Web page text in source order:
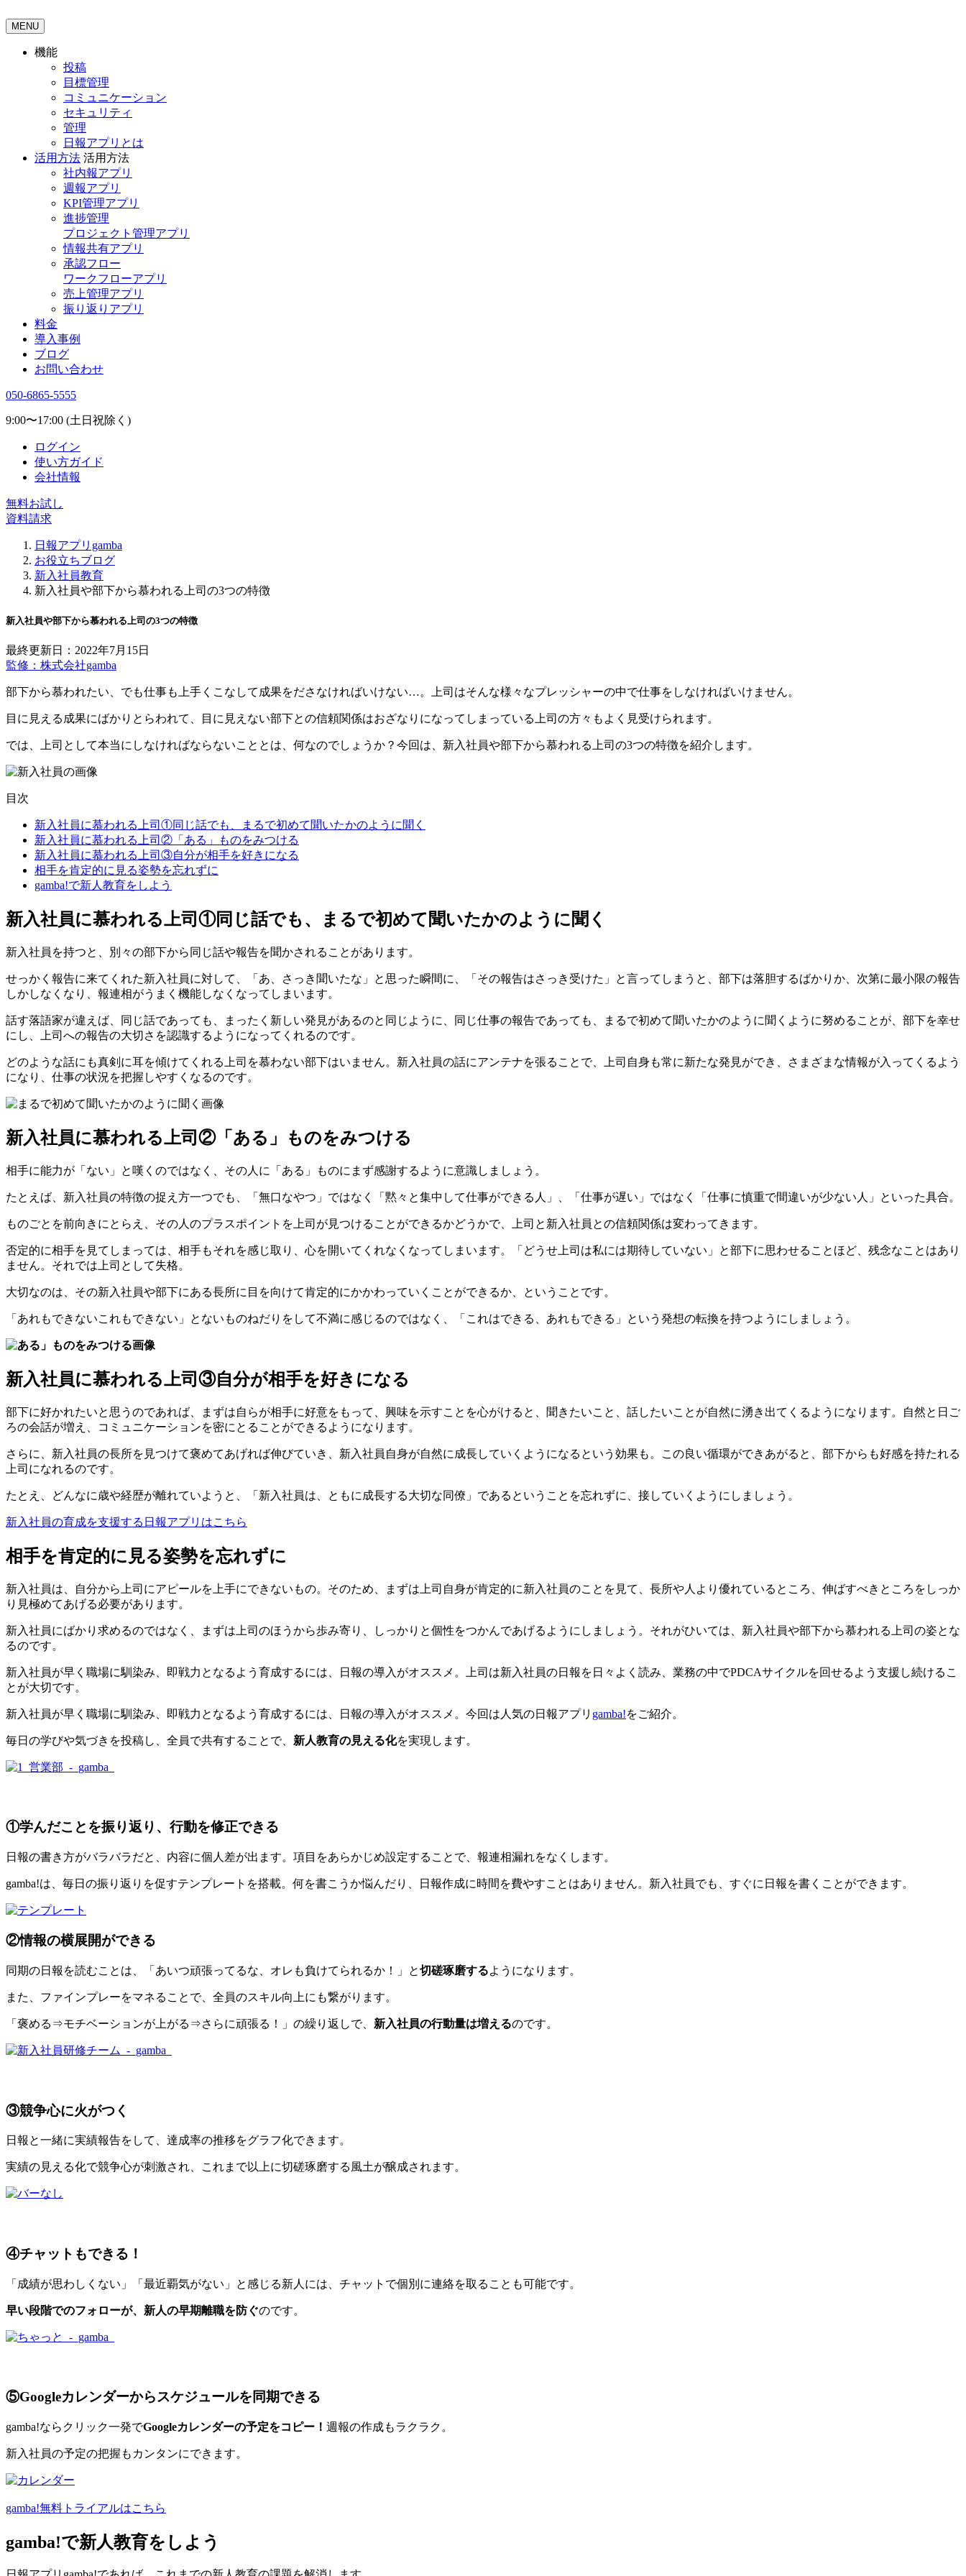
MENU
機能
投稿
目標管理
コミュニケーション
セキュリティ
管理
日報アプリとは
活用方法 活用方法
社内報アプリ
週報アプリ
KPI管理アプリ
進捗管理
プロジェクト管理アプリ
情報共有アプリ
承認フロー
ワークフローアプリ
売上管理アプリ
振り返りアプリ
料金
導入事例
ブログ
お問い合わせ
050-6865-5555
9:00〜17:00 (土日祝除く)
ログイン
使い方ガイド
会社情報
無料お試し
資料請求
日報アプリgamba
お役立ちブログ
新入社員教育
新入社員や部下から慕われる上司の3つの特徴
新入社員や部下から慕われる上司の3つの特徴
最終更新日：2022年7月15日
監修：株式会社gamba
部下から慕われたい、でも仕事も上手くこなして成果をださなければいけない…。上司はそんな様々なプレッシャーの中で仕事をしなければいけません。
目に見える成果にばかりとらわれて、目に見えない部下との信頼関係はおざなりになってしまっている上司の方々もよく見受けられます。
では、上司として本当にしなければならないこととは、何なのでしょうか？今回は、新入社員や部下から慕われる上司の3つの特徴を紹介します。
目次
新入社員に慕われる上司①同じ話でも、まるで初めて聞いたかのように聞く
新入社員に慕われる上司②「ある」ものをみつける
新入社員に慕われる上司③自分が相手を好きになる
相手を肯定的に見る姿勢を忘れずに
gamba!で新人教育をしよう
新入社員に慕われる上司①同じ話でも、まるで初めて聞いたかのように聞く
新入社員を持つと、別々の部下から同じ話や報告を聞かされることがあります。
せっかく報告に来てくれた新入社員に対して、「あ、さっき聞いたな」と思った瞬間に、「その報告はさっき受けた」と言ってしまうと、部下は落胆するばかりか、次第に最小限の報告
しかしなくなり、報連相がうまく機能しなくなってしまいます。
話す落語家が違えば、同じ話であっても、まったく新しい発見があるのと同じように、同じ仕事の報告であっても、まるで初めて聞いたかのように聞くように努めることが、部下を幸せ
にし、上司への報告の大切さを認識するようになってくれるのです。
どのような話にも真剣に耳を傾けてくれる上司を慕わない部下はいません。新入社員の話にアンテナを張ることで、上司自身も常に新たな発見ができ、さまざまな情報が入ってくるよう
になり、仕事の状況を把握しやすくなるのです。
新入社員に慕われる上司②「ある」ものをみつける
相手に能力が「ない」と嘆くのではなく、その人に「ある」ものにまず感謝するように意識しましょう。
たとえば、新入社員の特徴の捉え方一つでも、「無口なやつ」ではなく「黙々と集中して仕事ができる人」、「仕事が遅い」ではなく「仕事に慎重で間違いが少ない人」といった具合。
ものごとを前向きにとらえ、その人のプラスポイントを上司が見つけることができるかどうかで、上司と新入社員との信頼関係は変わってきます。
否定的に相手を見てしまっては、相手もそれを感じ取り、心を開いてくれなくなってしまいます。「どうせ上司は私には期待していない」と部下に思わせることほど、残念なことはあり
ません。それでは上司として失格。
大切なのは、その新入社員や部下にある長所に目を向けて肯定的にかかわっていくことができるか、ということです。
「あれもできないこれもできない」とないものねだりをして不満に感じるのではなく、「これはできる、あれもできる」という発想の転換を持つようにしましょう。
新入社員に慕われる上司③自分が相手を好きになる
部下に好かれたいと思うのであれば、まずは自らが相手に好意をもって、興味を示すことを心がけると、聞きたいこと、話したいことが自然に湧き出てくるようになります。自然と日ご
ろの会話が増え、コミュニケーションを密にとることができるようになります。
さらに、新入社員の長所を見つけて褒めてあげれば伸びていき、新入社員自身が自然に成長していくようになるという効果も。この良い循環ができあがると、部下からも好感を持たれる
上司になれるのです。
たとえ、どんなに歳や経歴が離れていようと、「新入社員は、ともに成長する大切な同僚」であるということを忘れずに、接していくようにしましょう。
新入社員の育成を支援する日報アプリはこちら
相手を肯定的に見る姿勢を忘れずに
新入社員は、自分から上司にアピールを上手にできないもの。そのため、まずは上司自身が肯定的に新入社員のことを見て、長所や人より優れているところ、伸ばすべきところをしっか
り見極めてあげる必要があります。
新入社員にばかり求めるのではなく、まずは上司のほうから歩み寄り、しっかりと個性をつかんであげるようにしましょう。それがひいては、新入社員や部下から慕われる上司の姿とな
るのです。
新入社員が早く職場に馴染み、即戦力となるよう育成するには、日報の導入がオススメ。上司は新入社員の日報を日々よく読み、業務の中でPDCAサイクルを回せるよう支援し続けるこ
とが大切です。
新入社員が早く職場に馴染み、即戦力となるよう育成するには、日報の導入がオススメ。今回は人気の日報アプリ gamba!をご紹介。
毎日の学びや気づきを投稿し、全員で共有することで、 新人教育の見える化を実現します。
①学んだことを振り返り、行動を修正できる
日報の書き方がバラバラだと、内容に個人差が出ます。項目をあらかじめ設定することで、報連相漏れをなくします。
gamba!は、毎日の振り返りを促すテンプレートを搭載。何を書こうか悩んだり、日報作成に時間を費やすことはありません。新入社員でも、すぐに日報を書くことができます。
②情報の横展開ができる
同期の日報を読むことは、「あいつ頑張ってるな、オレも負けてられるか！」と切磋琢磨するようになります。
また、ファインプレーをマネることで、全員のスキル向上にも繋がります。
「褒める⇒モチベーションが上がる⇒さらに頑張る！」の繰り返しで、 新入社員の行動量は増えるのです。
③競争心に火がつく
日報と一緒に実績報告をして、達成率の推移をグラフ化できます。
実績の見える化で競争心が刺激され、これまで以上に切磋琢磨する風土が醸成されます。
④チャットもできる！
「成績が思わしくない」「最近覇気がない」と感じる新人には、チャットで個別に連絡を取ることも可能です。
早い段階でのフォローが、新人の早期離職を防ぐのです。
⑤Googleカレンダーからスケジュールを同期できる
gamba!ならクリック一発でGoogleカレンダーの予定をコピー！ 週報の作成もラクラク。
新入社員の予定の把握もカンタンにできます。
gamba!無料トライアルはこちら
gamba!で新人教育をしよう